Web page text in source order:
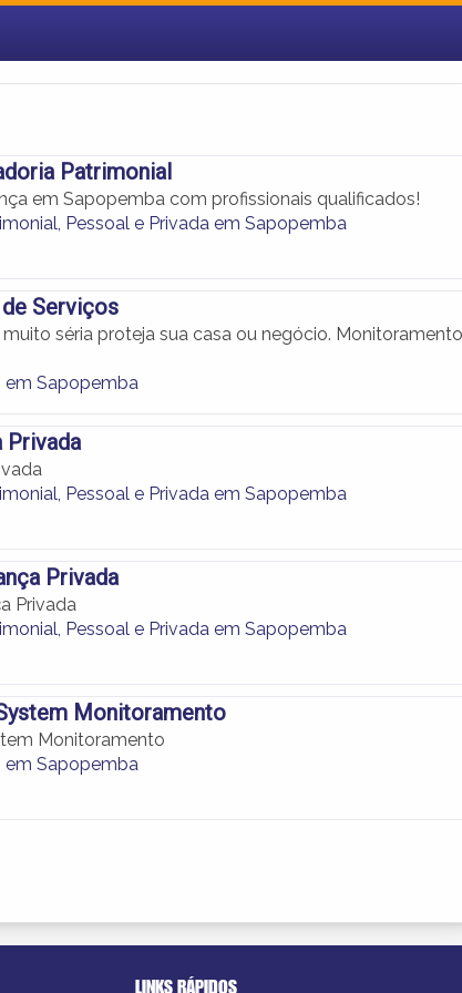
Patrimonial
em Sapopemba com profissionais qualificados!
Pessoal e Privada em Sapopemba
Serviços
séria proteja sua casa ou negócio. Monitoramento
Sapopemba
Privada
Pessoal e Privada em Sapopemba
Privada
Privada
Pessoal e Privada em Sapopemba
Monitoramento
Monitoramento
Sapopemba
LINKS RÁPIDOS